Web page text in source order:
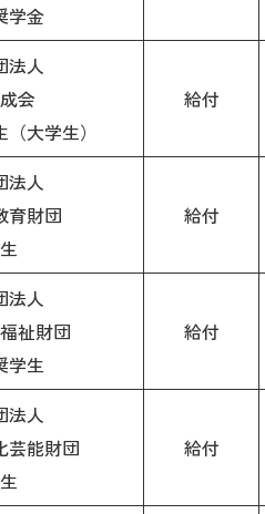
学金
法人
会
大学生）
給付
法人
育財団
給付
法人
祉財団
学生
給付
法人
芸能財団
給付